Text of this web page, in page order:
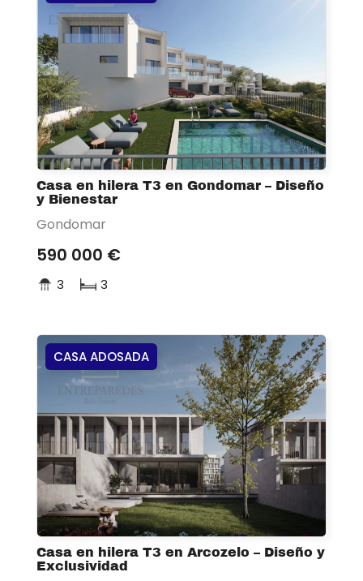
Casa en hilera T3 en Gondomar – Diseño
y Bienestar
Gondomar
590 000 €
3 3
CASA ADOSADA
Casa en hilera T3 en Arcozelo – Diseño y
Exclusividad